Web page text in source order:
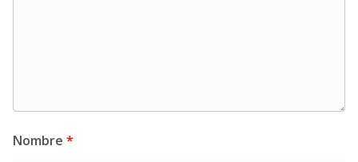
Nombre *